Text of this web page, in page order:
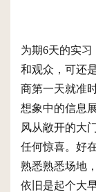
为期6天的实
和观众，可还
商第一天就准
想象中的信息
风从敞开的大
任何惊喜。好
熟悉熟悉场地
依旧是起个大